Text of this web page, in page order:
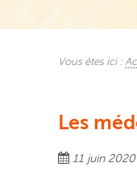
Vous êtes ici :
Les
11 juin 2020